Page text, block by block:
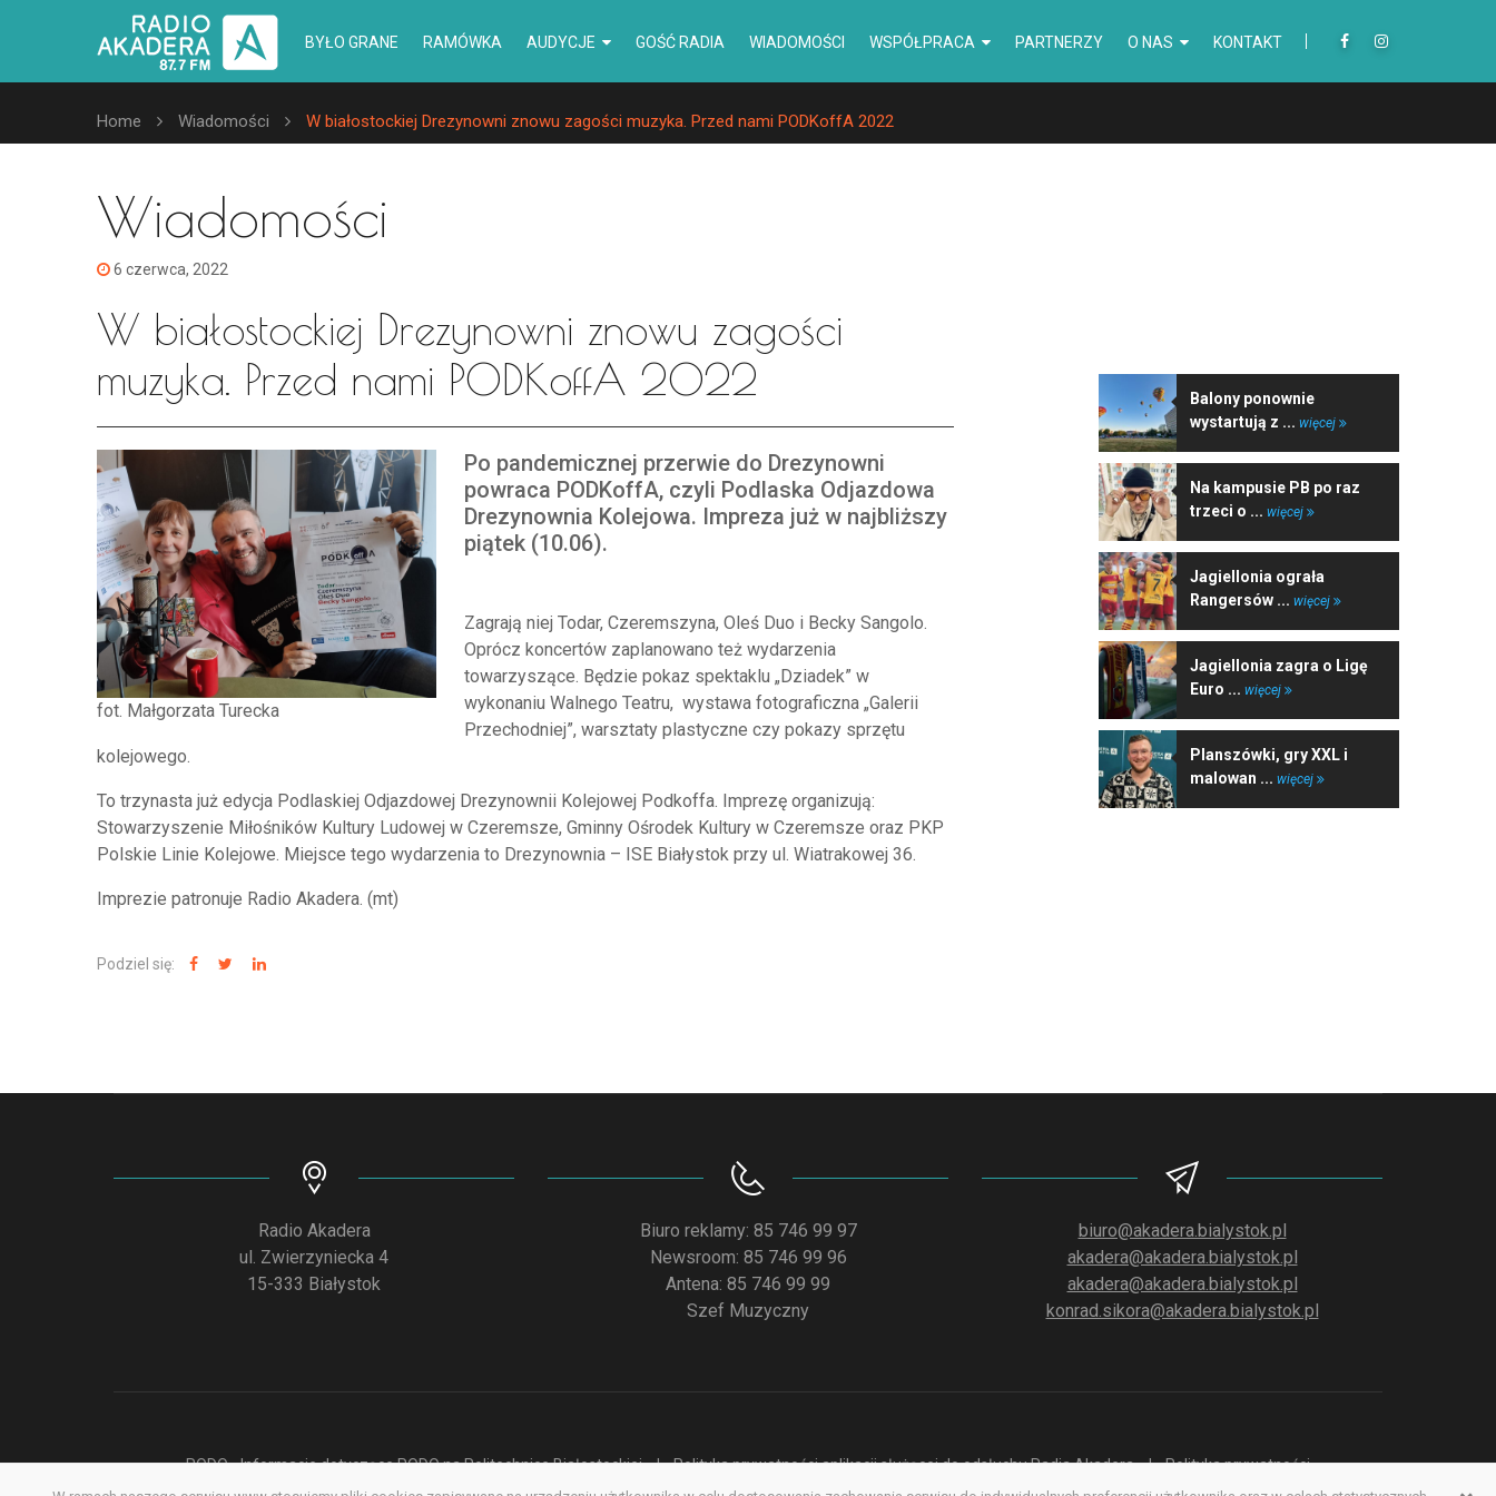
BYŁO GRANE RAMÓWKA AUDYCJE GOŚĆ RADIA WIADOMOŚCI WSPÓŁPRACA PARTNERZY O NAS KONTAKT
Home Wiadomości W białostockiej Drezynowni znowu zagości muzyka. Przed nami PODKoffA 2022
Wiadomości
6 czerwca, 2022
W białostockiej Drezynowni znowu zagości
muzyka. Przed nami PODKoffA 2022
fot. Małgorzata Turecka
Po pandemicznej przerwie do Drezynowni
powraca PODKoffA, czyli Podlaska Odjazdowa
Drezynownia Kolejowa. Impreza już w najbliższy
piątek (10.06).
Zagrają niej Todar, Czeremszyna, Oleś Duo i Becky Sangolo.
Oprócz koncertów zaplanowano też wydarzenia
towarzyszące. Będzie pokaz spektaklu „Dziadek” w
wykonaniu Walnego Teatru, wystawa fotograficzna „Galerii
Przechodniej”, warsztaty plastyczne czy pokazy sprzętu
kolejowego.
To trzynasta już edycja Podlaskiej Odjazdowej Drezynownii Kolejowej Podkoffa. Imprezę organizują:
Stowarzyszenie Miłośników Kultury Ludowej w Czeremsze, Gminny Ośrodek Kultury w Czeremsze oraz PKP
Polskie Linie Kolejowe. Miejsce tego wydarzenia to Drezynownia – ISE Białystok przy ul. Wiatrakowej 36.
Imprezie patronuje Radio Akadera. (mt)
Podziel się:
Balony ponownie
wystartują z ... więcej
Na kampusie PB po raz
trzeci o ... więcej
Jagiellonia ograła
Rangersów ... więcej
Jagiellonia zagra o Ligę
Euro ... więcej
Planszówki, gry XXL i
malowan ... więcej
Radio Akadera
ul. Zwierzyniecka 4
15-333 Białystok
Biuro reklamy: 85 746 99 97
Newsroom: 85 746 99 96
Antena: 85 746 99 99
Szef Muzyczny
biuro@akadera.bialystok.pl
akadera@akadera.bialystok.pl
akadera@akadera.bialystok.pl
konrad.sikora@akadera.bialystok.pl
RODO - Informacje dotyczące RODO na Politechnice Białostockiej Polityka prywatności aplikacji służącej do odsłuchu Radia Akadera
Polityka prywatności